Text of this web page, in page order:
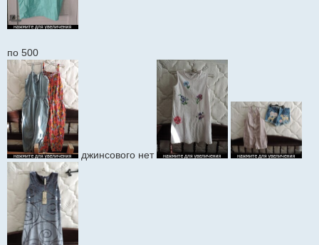
по 500
джинсового нет